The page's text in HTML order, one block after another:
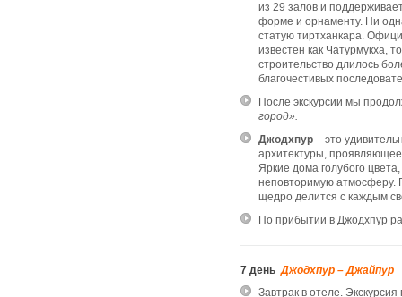
из 29 залов и
форме и орнаменту. Ни
статую тиртханкара.
известен как Чатурмукха,
строительство длилось
благочестивых
После экскурсии мы
город».
Джодхпур – это
архитектуры,
Яркие дома голубого
неповторимую атмосферу.
щедро делится с каждым
По прибытии в Джодхпур
7 день Джодхпур – Джайпур
Завтрак в отеле.